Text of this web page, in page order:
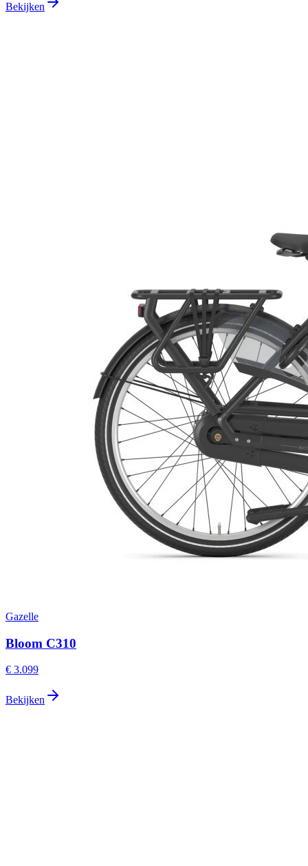
Bekijken
Gazelle
Bloom C310
€ 3.099
Bekijken